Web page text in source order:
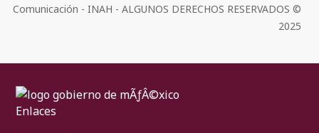
Comunicación - INAH - ALGUNOS DERECHOS RESERVADOS ©
2025
Enlaces